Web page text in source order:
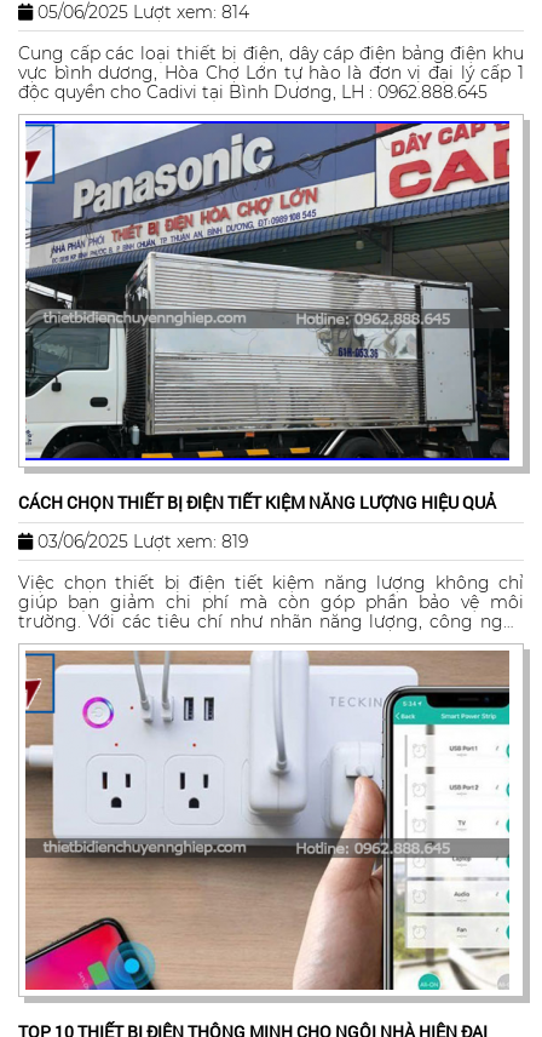
05/06/2025 Lượt xem: 814
Cung cấp các loại thiết bị điện, dây cáp điện bảng điện khu
vực bình dương, Hòa Chợ Lớn tự hào là đơn vị đại lý cấp 1
độc quyền cho Cadivi tại Bình Dương, LH : 0962.888.645
CÁCH CHỌN THIẾT BỊ ĐIỆN TIẾT KIỆM NĂNG LƯỢNG HIỆU QUẢ
03/06/2025 Lượt xem: 819
Việc chọn thiết bị điện tiết kiệm năng lượng không chỉ
giúp bạn giảm chi phí mà còn góp phần bảo vệ môi
trường. Với các tiêu chí như nhãn năng lượng, công nghệ
Inverter, và thương hiệu uy tín, bạn có thể dễ dàng tìm
được sản phẩm phù hợp. Công ty TNHH MTV TM-XD-DV
Hòa Chợ Lớn cam kết mang đến những sản phẩm chất
lượng, giúp bạn tối ưu hóa chi phí và sử dụng năng lượng
hiệu quả
TOP 10 THIẾT BỊ ĐIỆN THÔNG MINH CHO NGÔI NHÀ HIỆN ĐẠI